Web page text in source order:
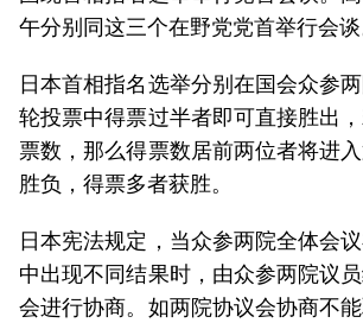
午分别同这三个在野党党首举行会谈
日本首相指名选举分别在国会众参
轮投票中得票过半者即可直接胜出
票数，那么得票数居前两位者将进
胜负，得票多者获胜。
日本宪法规定，当众参两院全体会
中出现不同结果时，由众参两院议
会进行协商。如两院协议会协商不